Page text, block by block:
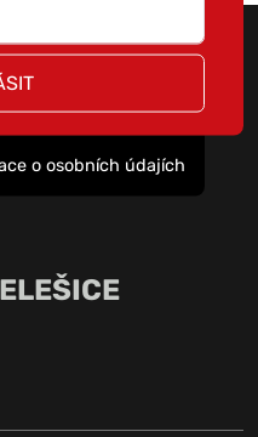
o osobních údajích